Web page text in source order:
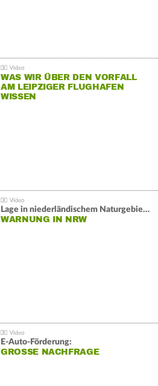
WAS WIR ÜBER DEN VORFALL
AM LEIPZIGER FLUGHAFEN
WISSEN
Lage in niederländischem Naturgebiet stabil
WARNUNG IN NRW
E-Auto-Förderung:
GROSSE NACHFRAGE